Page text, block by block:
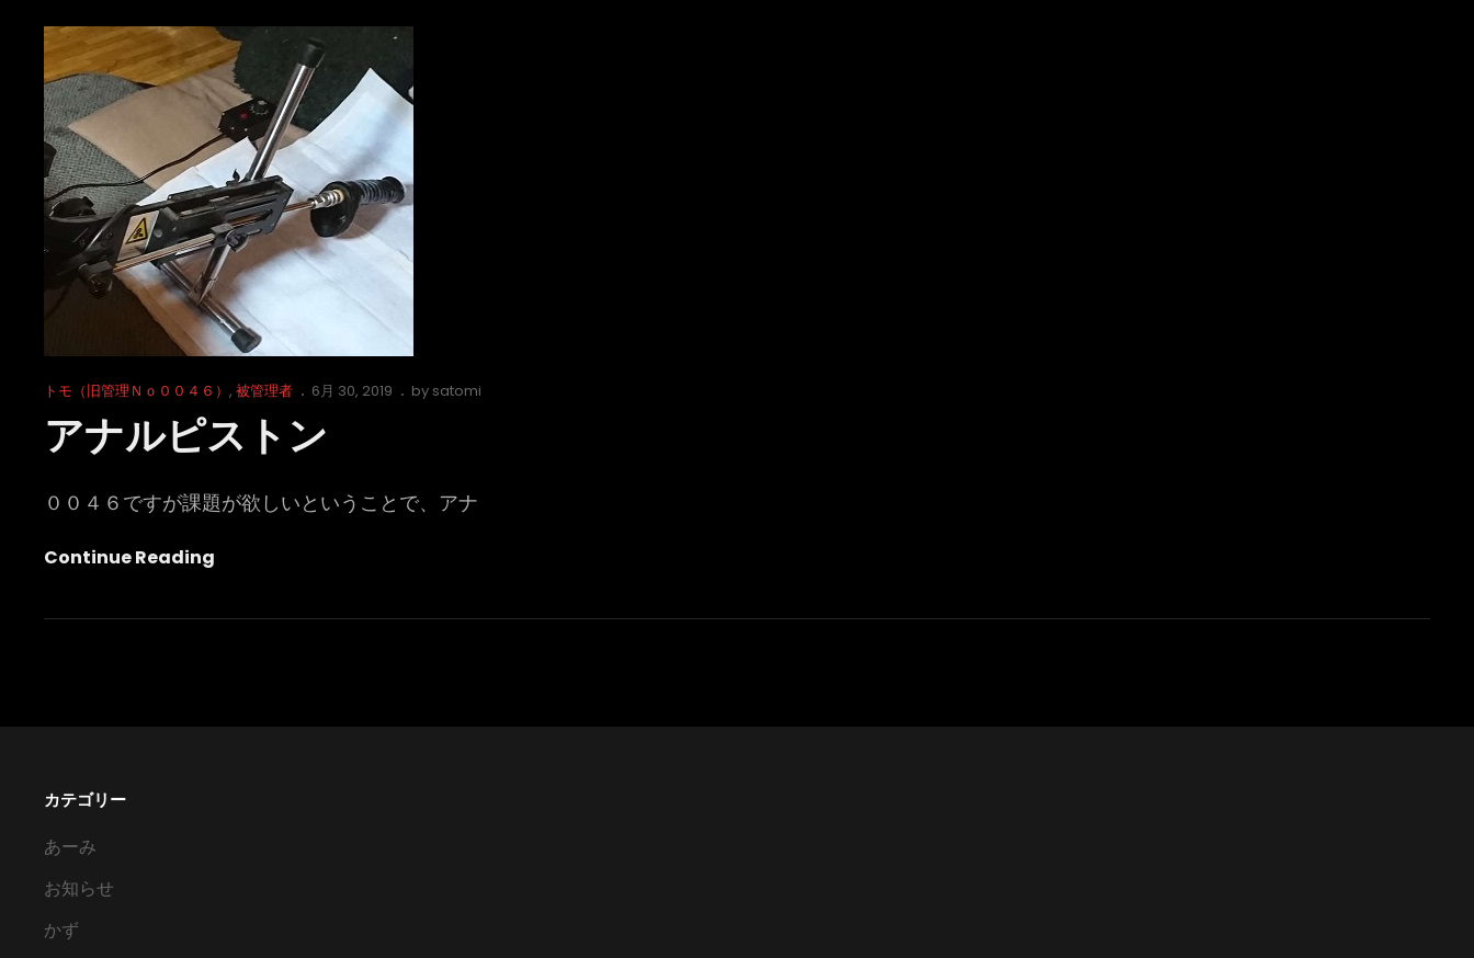
ー
ト
チ
ッ
プ
（第
１
部）
Cat
トモ（旧管理Ｎｏ００４６） , 被管理者
Posted
6月 30, 2019 by satomi
アナルピストン
００４６ですが課題が欲しいということで、アナ
Continue Reading
ル
カテゴリー
あーみ
お知らせ
かず